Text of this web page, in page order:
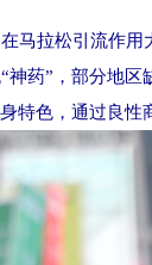
马拉松引流作
药”，部分地
特色，通过良性